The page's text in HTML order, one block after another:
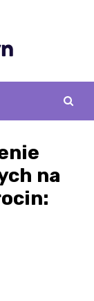
na